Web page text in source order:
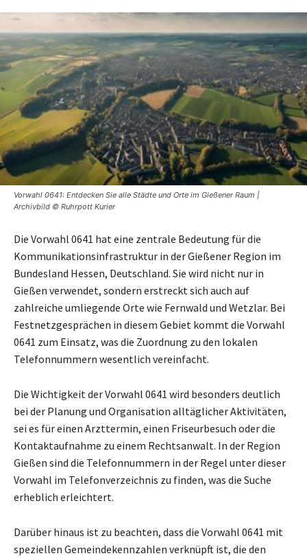
Vorwahl 0641: Entdecken Sie alle Städte und Orte im Gießener Raum |
Archivbild © Ruhrpott Kurier
Die Vorwahl 0641 hat eine zentrale Bedeutung für die
Kommunikationsinfrastruktur in der Gießener Region im
Bundesland Hessen, Deutschland. Sie wird nicht nur in
Gießen verwendet, sondern erstreckt sich auch auf
zahlreiche umliegende Orte wie Fernwald und Wetzlar. Bei
Festnetzgesprächen in diesem Gebiet kommt die Vorwahl
0641 zum Einsatz, was die Zuordnung zu den lokalen
Telefonnummern wesentlich vereinfacht.
Die Wichtigkeit der Vorwahl 0641 wird besonders deutlich
bei der Planung und Organisation alltäglicher Aktivitäten,
sei es für einen Arzttermin, einen Friseurbesuch oder die
Kontaktaufnahme zu einem Rechtsanwalt. In der Region
Gießen sind die Telefonnummern in der Regel unter dieser
Vorwahl im Telefonverzeichnis zu finden, was die Suche
erheblich erleichtert.
Darüber hinaus ist zu beachten, dass die Vorwahl 0641 mit
speziellen Gemeindekennzahlen verknüpft ist, die den